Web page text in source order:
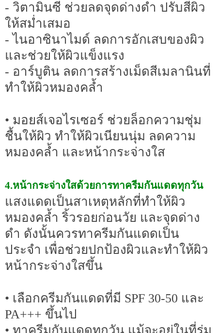
- วิตามินซี ช่วยลดจุดด่างดำ ปรับสีผิว
ให้สม่ำเสมอ
- ไนอาซินาไมด์ ลดการอักเสบของผิว
และช่วยให้ผิวแข็งแรง
- อาร์บูติน ลดการสร้างเม็ดสีเมลานินที่
ทำให้ผิวหมองคล้ำ
• มอยส์เจอไรเซอร์ ช่วยล็อกความชุ่ม
ชื้นให้ผิว ทำให้ผิวเนียนนุ่ม ลดความ
หมองคล้ำ และหน้ากระจ่างใส
4.หน้ากระจ่างใสด้วยการทาครีมกันแดดทุกวัน
แสงแดดเป็นสาเหตุหลักที่ทำให้ผิว
หมองคล้ำ ริ้วรอยก่อนวัย และจุดด่าง
ดำ ดังนั้นควรทาครีมกันแดดเป็น
ประจำ เพื่อช่วยปกป้องผิวและทำให้ผิว
หน้ากระจ่างใสขึ้น
• เลือกครีมกันแดดที่มี SPF 30-50 และ
PA+++ ขึ้นไป